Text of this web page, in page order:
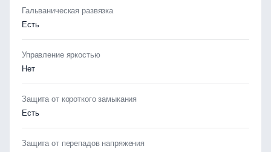
Гальваническая развязка
Есть
Управление яркостью
Нет
Защита от короткого замыкания
Есть
Защита от перепадов напряжения